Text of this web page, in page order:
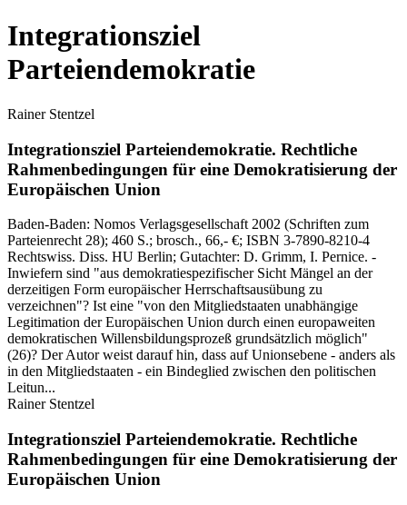
Integrationsziel
Parteiendemokratie
Rainer Stentzel
Integrationsziel Parteiendemokratie. Rechtliche
Rahmenbedingungen für eine Demokratisierung der
Europäischen Union
Baden-Baden: Nomos Verlagsgesellschaft 2002 (Schriften zum
Parteienrecht 28); 460 S.; brosch., 66,- €; ISBN 3-7890-8210-4
Rechtswiss. Diss. HU Berlin; Gutachter: D. Grimm, I. Pernice. -
Inwiefern sind "aus demokratiespezifischer Sicht Mängel an der
derzeitigen Form europäischer Herrschaftsausübung zu
verzeichnen"? Ist eine "von den Mitgliedstaaten unabhängige
Legitimation der Europäischen Union durch einen europaweiten
demokratischen Willensbildungsprozeß grundsätzlich möglich"
(26)? Der Autor weist darauf hin, dass auf Unionsebene - anders als
in den Mitgliedstaaten - ein Bindeglied zwischen den politischen
Leitun...
Rainer Stentzel
Integrationsziel Parteiendemokratie. Rechtliche
Rahmenbedingungen für eine Demokratisierung der
Europäischen Union